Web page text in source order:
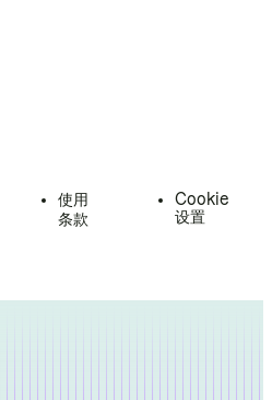
使用
条款
Cookie
设置